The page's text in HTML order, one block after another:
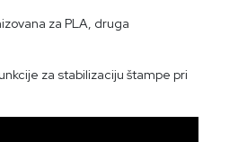
za PLA, druga
za stabilizaciju štampe pri